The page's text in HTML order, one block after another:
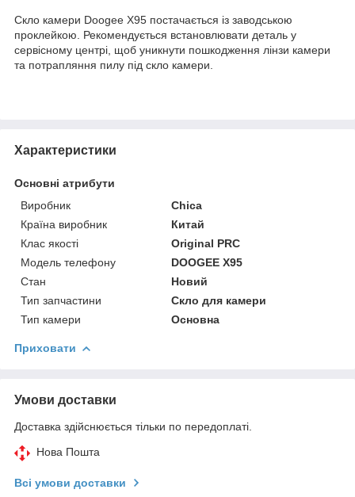
Скло камери Doogee X95 постачається із заводською
проклейкою. Рекомендується встановлювати деталь у
сервісному центрі, щоб уникнути пошкодження лінзи камери
та потрапляння пилу під скло камери.
Характеристики
Основні атрибути
Виробник
Chica
Країна виробник
Китай
Клас якості
Original PRC
Модель телефону
DOOGEE X95
Стан
Новий
Тип запчастини
Скло для камери
Тип камери
Основна
Приховати
Умови доставки
Доставка здійснюється тільки по передоплаті.
Нова Пошта
Всі умови доставки